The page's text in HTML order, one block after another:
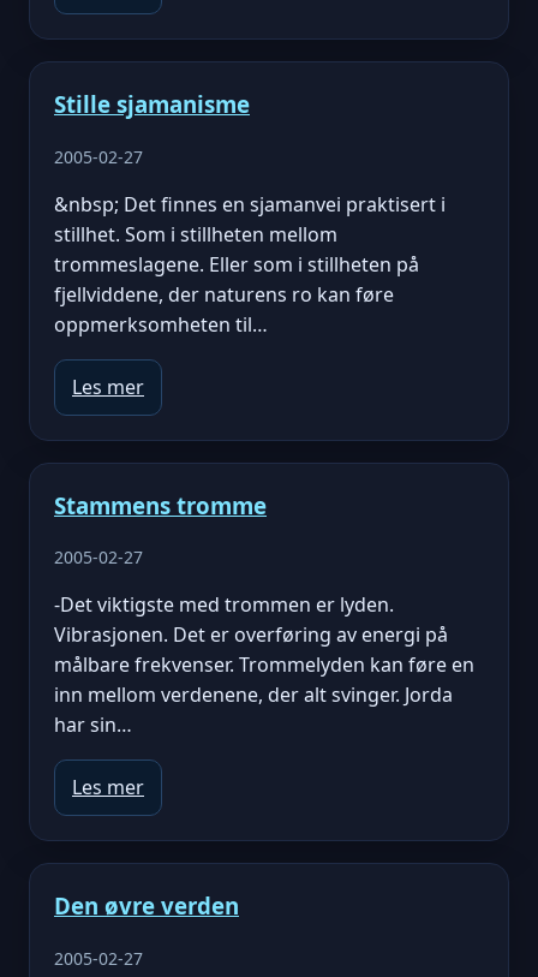
Stille sjamanisme
2005-02-27
&nbsp; Det finnes en sjamanvei praktisert i
stillhet. Som i stillheten mellom
trommeslagene. Eller som i stillheten på
fjellviddene, der naturens ro kan føre
oppmerksomheten til…
Les mer
Stammens tromme
2005-02-27
-Det viktigste med trommen er lyden.
Vibrasjonen. Det er overføring av energi på
målbare frekvenser. Trommelyden kan føre en
inn mellom verdenene, der alt svinger. Jorda
har sin…
Les mer
Den øvre verden
2005-02-27